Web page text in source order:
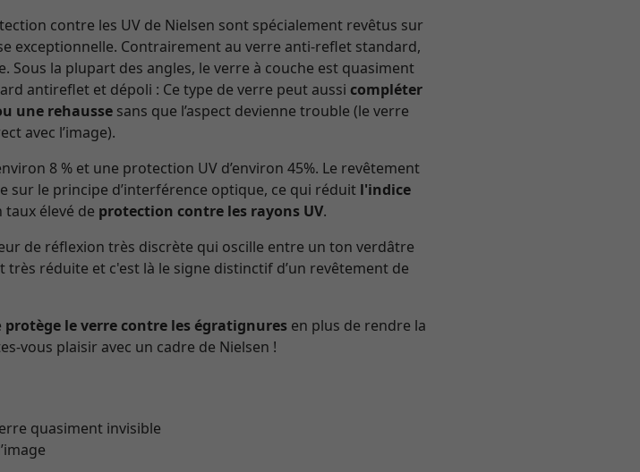
contre les UV de Nielsen sont spécialement revêtus sur
exceptionnelle. Contrairement au verre anti-reflet standard,
Sous la plupart des angles, le verre à couche est quasiment
antireflet et dépoli : Ce type de verre peut aussi compléter
une rehausse sans que l’aspect devienne trouble (le verre
avec l’image).
8 % et une protection UV d’environ 45%. Le revêtement
sur le principe d’interférence optique, ce qui réduit l'indice
élevé de protection contre les rayons UV.
de réflexion très discrète qui oscille entre un ton verdâtre
réduite et c'est là le signe distinctif d’un revêtement de
protège le verre contre les égratignures en plus de rendre la
vous plaisir avec un cadre de Nielsen !
quasiment invisible